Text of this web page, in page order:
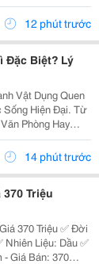
Dàng Tìm Được
Dụng Hằng Ngày.
12 phút trước
Đặc Biệt? Lý
Vật Dụng Quen
Sống Hiện Đại. Từ
Phòng Hay
Có Thể Sử Dụng
Điều Gì Khiến
14 phút trước
Triệu
Triệu ✅ Đời
Nhiên Liệu: Dầu ✅
- Giá Bán: 370